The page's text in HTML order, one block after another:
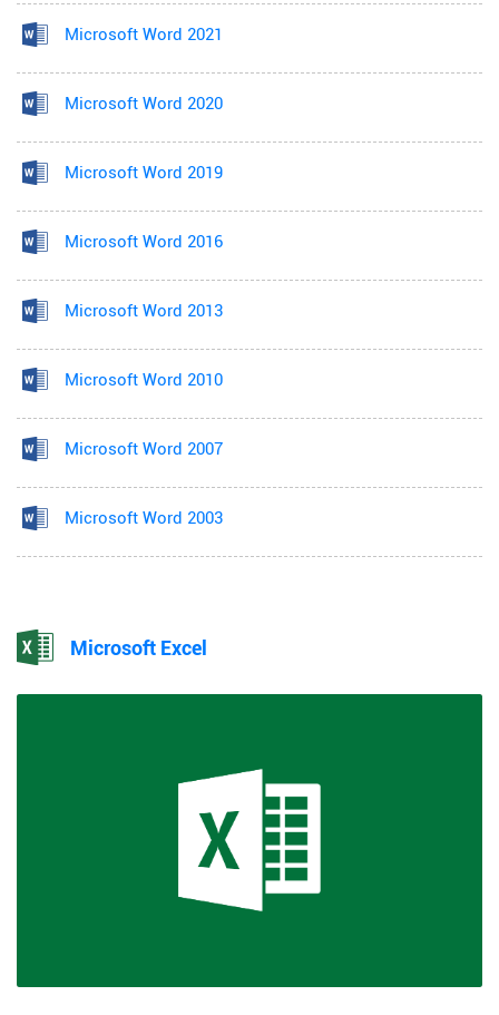
Microsoft Word 2021
Microsoft Word 2020
Microsoft Word 2019
Microsoft Word 2016
Microsoft Word 2013
Microsoft Word 2010
Microsoft Word 2007
Microsoft Word 2003
Microsoft Excel